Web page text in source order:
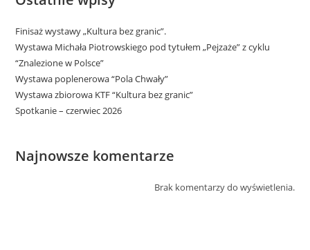
Finisaż wystawy „Kultura bez granic”.
Wystawa Michała Piotrowskiego pod tytułem „Pejzaże” z cyklu
“Znalezione w Polsce”
Wystawa poplenerowa “Pola Chwały”
Wystawa zbiorowa KTF “Kultura bez granic”
Spotkanie – czerwiec 2026
Najnowsze komentarze
Brak komentarzy do wyświetlenia.